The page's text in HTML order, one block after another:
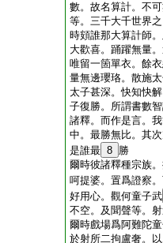
數。故名算計。不
等。三千大千世界
時頞誰那大算計師
大歡喜。踊躍無量
唯留一箇單衣。餘
量無邊瓔珞。散施
太子甚深。快知快
子復勝。所謂書數
諸釋。而作是言。
中。最勝無比。其
是誰最 8 勝
爾時彼諸釋種宗族
呵提婆。置爲證察
好用心。觀何童子武
不空。及聞聲等。
爾時戲場爲阿難陀
於射所二拘盧奢。